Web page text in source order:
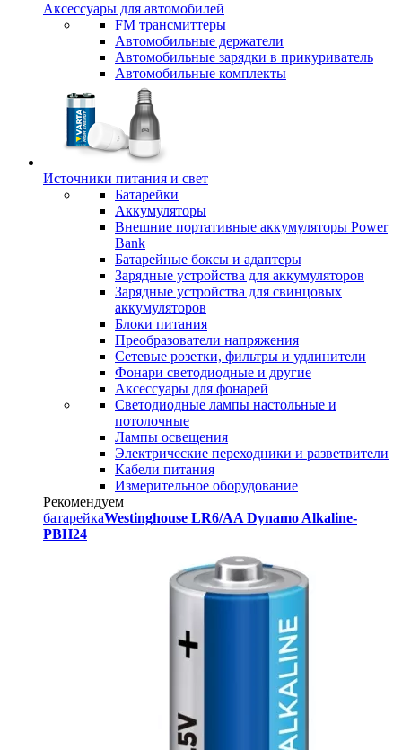
Аксессуары для автомобилей
FM трансмиттеры
Автомобильные держатели
Автомобильные зарядки в прикуриватель
Автомобильные комплекты
Источники питания и свет
Батарейки
Аккумуляторы
Внешние портативные аккумуляторы Power
Bank
Батарейные боксы и адаптеры
Зарядные устройства для аккумуляторов
Зарядные устройства для свинцовых
аккумуляторов
Блоки питания
Преобразователи напряжения
Сетевые розетки, фильтры и удлинители
Фонари светодиодные и другие
Аксессуары для фонарей
Светодиодные лампы настольные и
потолочные
Лампы освещения
Электрические переходники и разветвители
Кабели питания
Измерительное оборудование
Рекомендуем
батарейкаWestinghouse LR6/AA Dynamo Alkaline-
PBH24